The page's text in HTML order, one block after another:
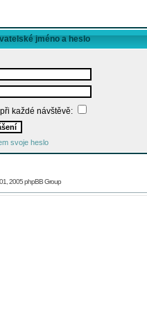
jméno a heslo
každé návštěvě:
svoje heslo
2005 phpBB Group